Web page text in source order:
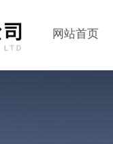
网站首页